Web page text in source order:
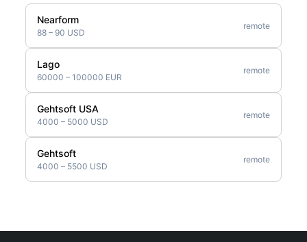
Nearform
88 – 90 USD
remote
Lago
60000 – 100000 EUR
remote
Gehtsoft USA
4000 – 5000 USD
remote
Gehtsoft
4000 – 5500 USD
remote